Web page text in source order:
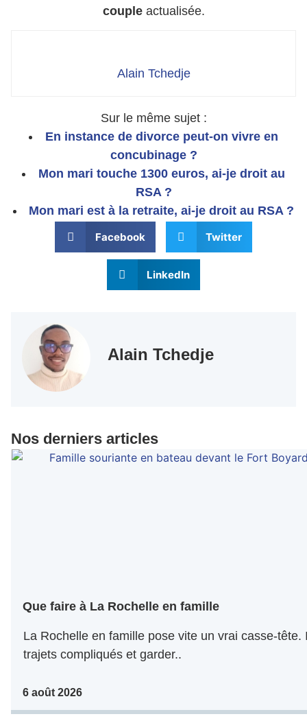
coupleactualisée.
Alain Tchedje
Sur le même sujet :
En instance de divorce peut-on vivre en
concubinage ?
Mon mari touche 1300 euros, ai-je droit au
RSA ?
Mon mari est à la retraite, ai-je droit au RSA ?
Facebook Twitter
LinkedIn
Alain Tchedje
Nos derniers articles
Que faire à La Rochelle en famille
La Rochelle en famille pose vite un vrai casse-
trajets compliqués et garder..
6 août 2026